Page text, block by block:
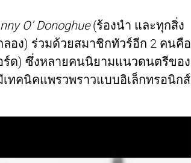
O’ Donoghue(ร้องนำ และทุกสิ่ง
อง) ร่วมด้วยสมาชิกทัวร์อีก 2 คนคือ
ด) ซึ่งหลายคนนิยามแนวดนตรีของ
ทคนิคแพรวพราวแบบอิเล็กทรอนิกส์